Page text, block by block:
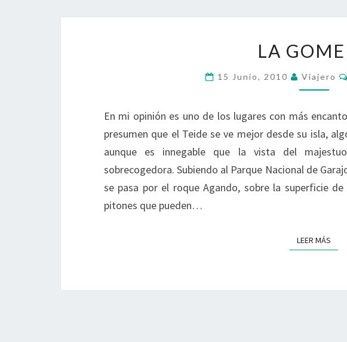
LA
15 Junio, 2010 Viajero
En mi opinión es uno de los lugares con más
presumen que el Teide se ve mejor desde su isla,
aunque es innegable que la vista del
sobrecogedora. Subiendo al Parque Nacional de
se pasa por el roque Agando, sobre la superficie
pitones que pueden…
LEER MÁS